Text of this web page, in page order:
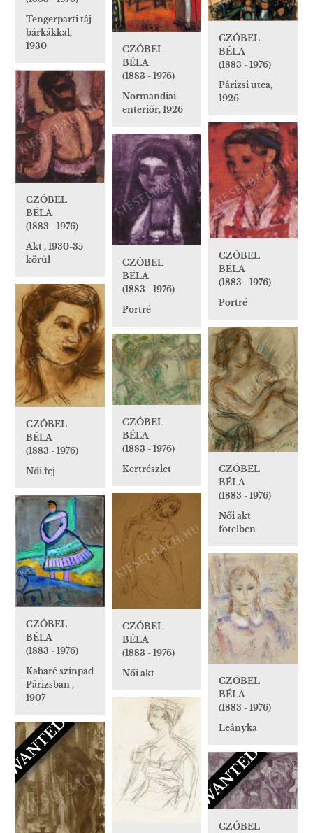
Tengerparti táj
bárkákkal,
1930
CZÓBEL
BÉLA
(1883 - 1976)
Normandiai
enteriőr, 1926
CZÓBEL
BÉLA
(1883 - 1976)
Párizsi utca,
1926
CZÓBEL
BÉLA
(1883 - 1976)
Akt , 1930-35
körül
CZÓBEL
BÉLA
(1883 - 1976)
Portré
CZÓBEL
BÉLA
(1883 - 1976)
Portré
CZÓBEL
BÉLA
(1883 - 1976)
Női fej
CZÓBEL
BÉLA
(1883 - 1976)
Női akt
fotelben
CZÓBEL
BÉLA
(1883 - 1976)
Kertrészlet
CZÓBEL
BÉLA
(1883 - 1976)
Női akt
CZÓBEL
BÉLA
(1883 - 1976)
Kabaré színpad
Párizsban ,
1907
CZÓBEL
BÉLA
(1883 - 1976)
Leányka
*WANTED*
CZÓBEL